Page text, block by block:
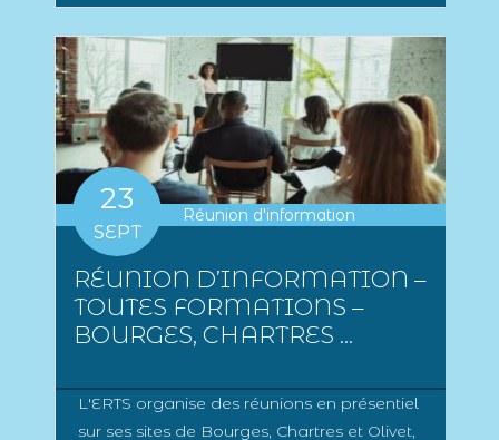
23
SEPT
Réunion d'information
RÉUNION D’INFORMATION –
TOUTES FORMATIONS –
BOURGES, CHARTRES ...
L'ERTS organise des réunions en présentiel
sur ses sites de Bourges, Chartres et Olivet,